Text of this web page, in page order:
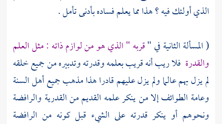
الذي أولئك فيه ؟ هذا مما يعلم فساده بأدنى تأمل .
( المسألة الثانية في "قربه " الذي هو من لوازم ذاته : مثل العلم
والقدرة فلا ريب أنه قريب بعلمه وقدرته وتدبيره من جميع خلقه
لم يزل بهم عالما ولم يزل عليهم قادرا هذا مذهب جميعأهل السنة
وعامة الطوائف إلا من ينكر علمه القديم منالقدرية والرافضة
ونحوهم أو ينكر قدرته على الشيء قبل كونه من الرافضة